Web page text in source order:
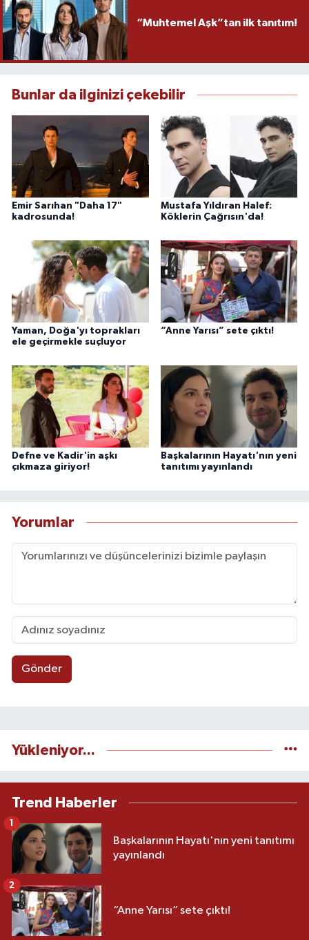
“Muhtemel Aşk”tan ilk tanıtım!
Bunlar da ilginizi çekebilir
Emir Sarıhan "Daha 17"
kadrosunda!
Mustafa Yıldıran Halef:
Köklerin Çağrısın'da!
Yaman, Doğa'yı toprakları
ele geçirmekle suçluyor
“Anne Yarısı” sete çıktı!
Defne ve Kadir'in aşkı
çıkmaza giriyor!
Başkalarının Hayatı'nın yeni
tanıtımı yayınlandı
Yorumlar
Gönder
Yükleniyor...
Trend Haberler
Başkalarının Hayatı'nın yeni tanıtımı
yayınlandı
1
“Anne Yarısı” sete çıktı!
2